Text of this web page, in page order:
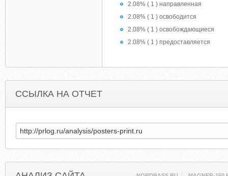
2.08% ( 1 ) направленная
2.08% ( 1 ) освободится
2.08% ( 1 ) освобождающиеся
2.08% ( 1 ) предоставляется
ССЫЛКА НА ОТЧЕТ